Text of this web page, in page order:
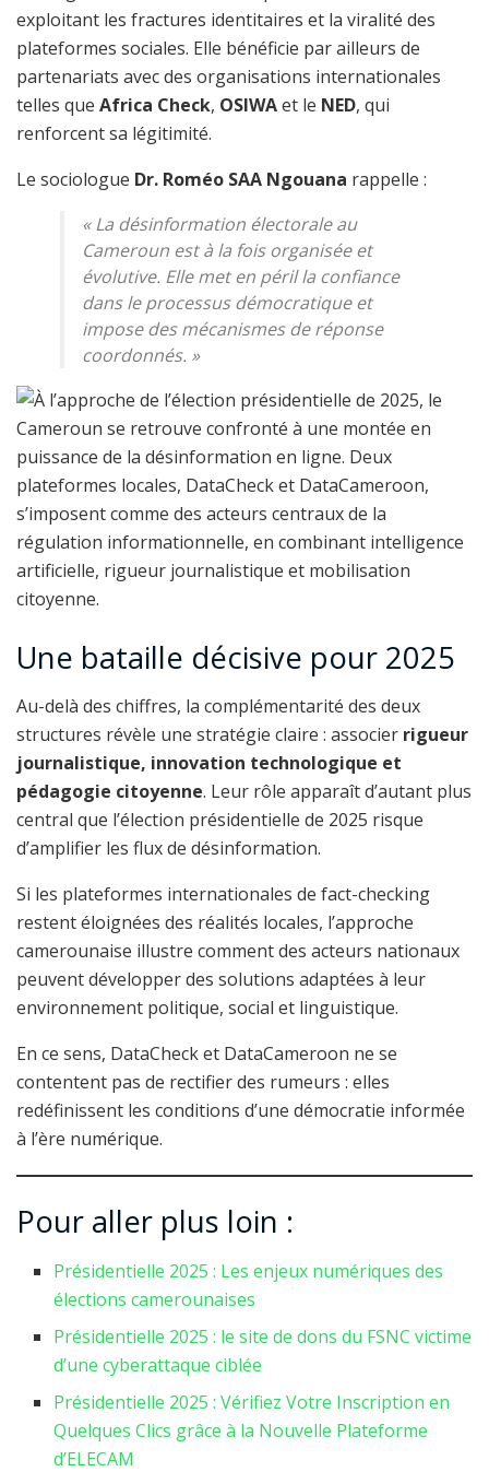
exploitant les fractures identitaires et la viralité des
plateformes sociales. Elle bénéficie par ailleurs de
partenariats avec des organisations internationales
telles que Africa Check, OSIWAet le NED, qui
renforcent sa légitimité.
Le sociologue Dr. Roméo SAA Ngouana rappelle :
«La désinformation électorale au
Cameroun est à la fois organisée et
évolutive. Elle met en péril la confiance
dans le processus démocratique et
impose des mécanismes de réponse
coordonnés. »
Une bataille décisive pour 2025
Au-delà des chiffres, la complémentarité des deux
structures révèle une stratégie claire : associer rigueur
journalistique, innovation technologique et
pédagogie citoyenne. Leur rôle apparaît d’autant plus
central que l’élection présidentielle de 2025 risque
d’amplifier les flux de désinformation.
Si les plateformes internationales de fact-checking
restent éloignées des réalités locales, l’approche
camerounaise illustre comment des acteurs nationaux
peuvent développer des solutions adaptées à leur
environnement politique, social et linguistique.
En ce sens, DataCheck et DataCameroon ne se
contentent pas de rectifier des rumeurs : elles
redéfinissent les conditions d’une démocratie informée
à l’ère numérique.
Pour aller plus loin :
Présidentielle 2025 : Les enjeux numériques des
élections camerounaises
Présidentielle 2025 : le site de dons du FSNC victime
d’une cyberattaque ciblée
Présidentielle 2025 : Vérifiez Votre Inscription en
Quelques Clics grâce à la Nouvelle Plateforme
d’ELECAM